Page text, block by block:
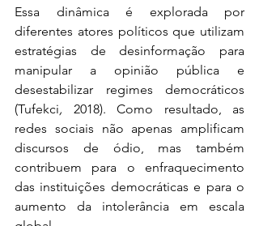
Essa dinâmica é explorada por
diferentes atores políticos que utilizam
estratégias de desinformação para
manipular a opinião pública e
desestabilizar regimes democráticos
(Tufekci, 2018). Como resultado, as
redes sociais não apenas amplificam
discursos de ódio, mas também
contribuem para o enfraquecimento
das instituições democráticas e para o
aumento da intolerância em escala